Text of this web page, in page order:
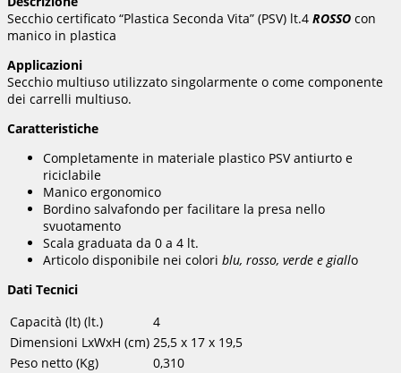
Secchio certificato “Plastica Seconda Vita” (PSV) lt.4 ROSSO con
manico in plastica
Applicazioni
Secchio multiuso utilizzato singolarmente o come componente
dei carrelli multiuso.
Caratteristiche
Completamente in materiale plastico PSV antiurto e
riciclabile
Manico ergonomico
Bordino salvafondo per facilitare la presa nello
svuotamento
Scala graduata da 0 a 4 lt.
Articolo disponibile nei colori blu, rosso, verde e giallo
Dati Tecnici
Capacità (lt) (lt.)
4
Dimensioni LxWxH (cm) 25,5 x 17 x 19,5
Peso netto (Kg)
0,310